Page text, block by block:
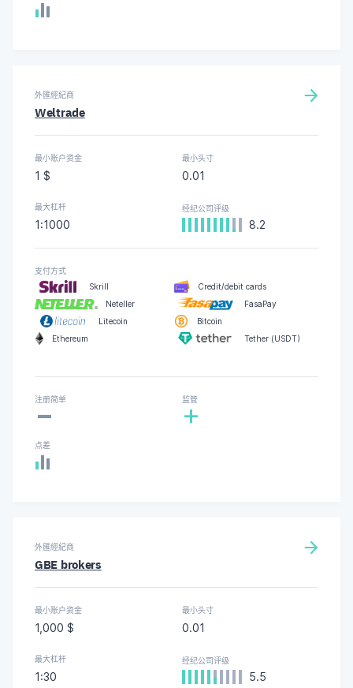
外匯經紀商
Weltrade
最小账户资金
1 $
最小头寸
0.01
最大杠杆
1:1000
经纪公司评级
8.2
支付方式
Skrill
Credit/debit cards
Neteller
FasaPay
Litecoin
Bitcoin
Ethereum
Tether (USDT)
注册简单
- 监管
+
点差
外匯經紀商
GBE brokers
最小账户资金
1,000 $
最小头寸
0.01
最大杠杆
1:30
经纪公司评级
5.5